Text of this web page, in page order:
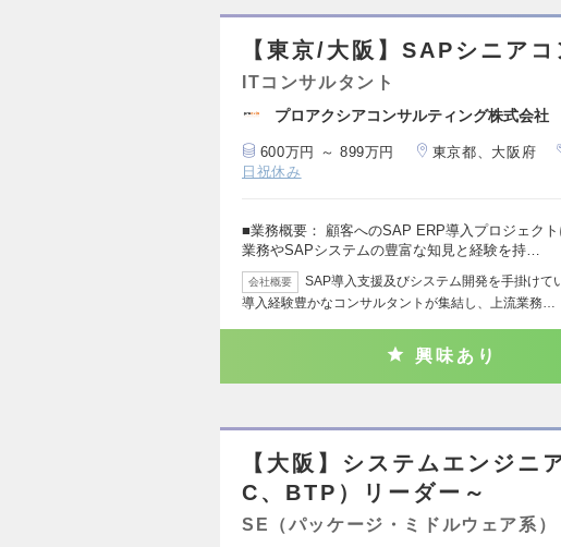
【東京/大阪】SAPシニアコ
ITコンサルタント
プロアクシアコンサルティング株式会社
600万円 ～ 899万円 東京都、大阪府
日祝休み
■業務概要： 顧客へのSAP ERP導入プロジェク
業務やSAPシステムの豊富な知見と経験を持…
会社概要
SAP導入支援及びシステム開発を手掛けて
導入経験豊かなコンサルタントが集結し、上流業務…
興味あり
【大阪】システムエンジ
C、BTP）リーダー～
SE（パッケージ・ミドルウェア系）